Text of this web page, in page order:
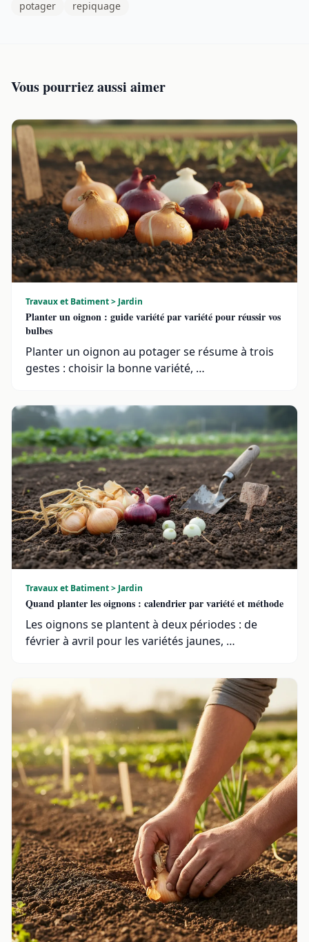
potager
repiquage
Vous pourriez aussi aimer
Travaux et Batiment > Jardin
Planter un oignon : guide variété par variété pour réussir vos
bulbes
Planter un oignon au potager se résume à trois
gestes : choisir la bonne variété, …
Travaux et Batiment > Jardin
Quand planter les oignons : calendrier par variété et méthode
Les oignons se plantent à deux périodes : de
février à avril pour les variétés jaunes, …